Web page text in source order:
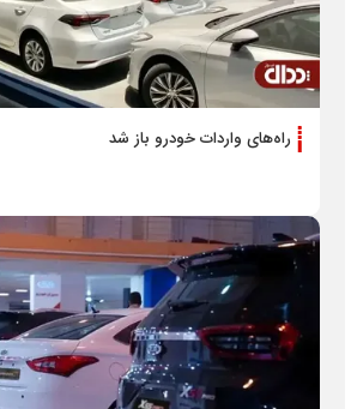
راه‌های واردات خودرو باز شد